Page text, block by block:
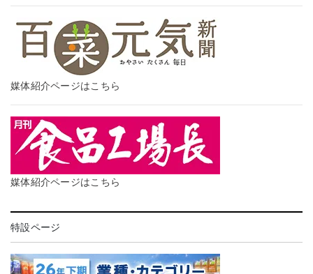
媒体紹介ページはこちら
媒体紹介ページはこちら
特設ページ